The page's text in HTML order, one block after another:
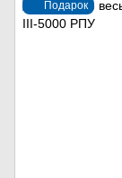
Подарок